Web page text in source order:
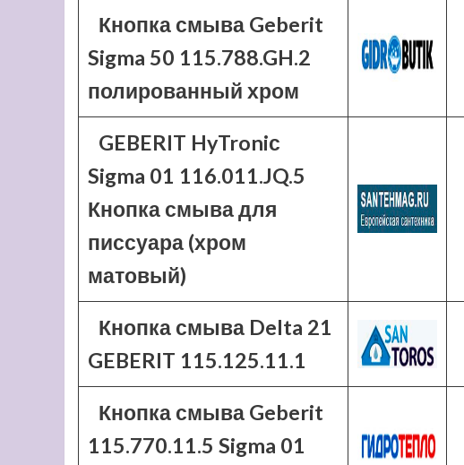
Кнопка смыва Geberit
Sigma 50 115.788.GH.2
полированный хром
GEBERIT HyTroniс
Sigma 01 116.011.JQ.5
Кнопка смыва для
писсуара (хром
матовый)
Кнопка смыва Delta 21
GEBERIT 115.125.11.1
Кнопка смыва Geberit
115.770.11.5 Sigma 01